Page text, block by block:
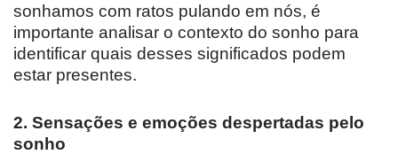
sonhamos com ratos pulando em nós, é
importante analisar o contexto do sonho para
identificar quais desses significados podem
estar presentes.
2. Sensações e emoções despertadas pelo
sonho